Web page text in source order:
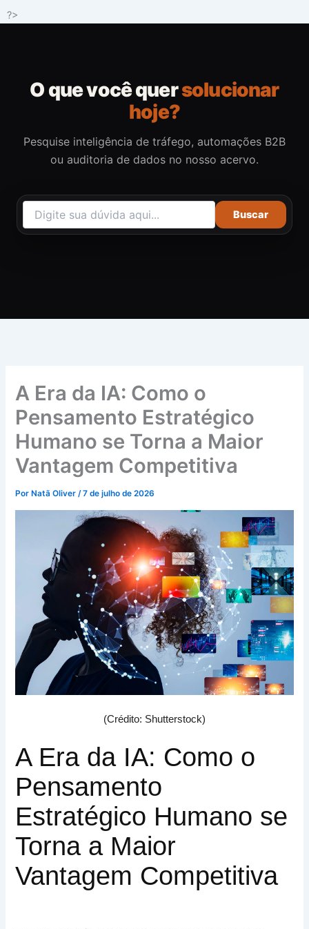
para
?>
O que você quersolucionar
hoje?
Pesquise inteligência de tráfego, automações B2B
ou auditoria de dados no nosso acervo.
Buscar
A Era da IA: Como o
Pensamento Estratégico
Humano se Torna a Maior
Vantagem Competitiva
Por Natã Oliver/7 de julho de 2026
(Crédito: Shutterstock)
A Era da IA: Como o
Pensamento
Estratégico Humano se
Torna a Maior
Vantagem Competitiva